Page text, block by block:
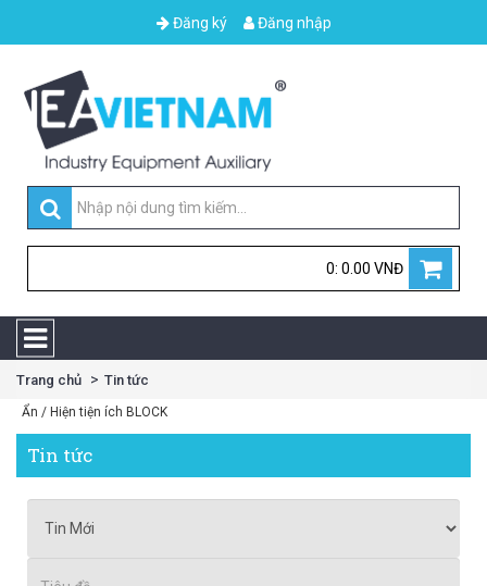
Đăng ký Đăng nhập
0: 0.00 VNĐ
Trang chủ Tin tức
Ẩn / Hiện tiện ích BLOCK
Tin tức